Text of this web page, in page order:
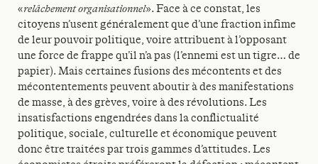
«relâchement organisationnel». Face à ce constat, les
citoyens n’usent généralement que d’une fraction infime
de leur pouvoir politique, voire attribuent à l’opposant
une force de frappe qu’il n’a pas (l’ennemi est un tigre… de
papier). Mais certaines fusions des mécontents et des
mécontentements peuvent aboutir à des manifestations
de masse, à des grèves, voire à des révolutions. Les
insatisfactions engendrées dans la conflictualité
politique, sociale, culturelle et économique peuvent
donc être traitées par trois gammes d’attitudes. Les